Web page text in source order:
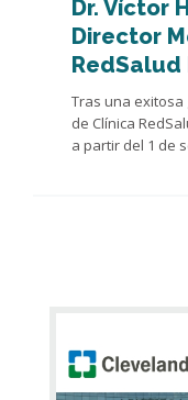
Dr. Víctor
Director
RedSalud
Tras una
de Clínica
a partir del 1 de